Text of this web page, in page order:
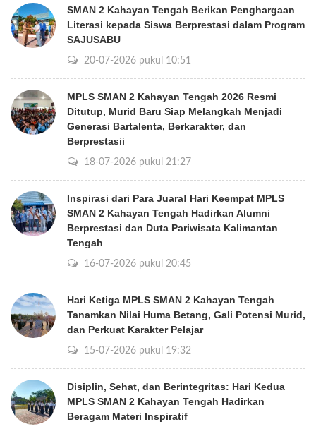
SMAN 2 Kahayan Tengah Berikan Penghargaan
Literasi kepada Siswa Berprestasi dalam Program
SAJUSABU
20-07-2026 pukul 10:51
MPLS SMAN 2 Kahayan Tengah 2026 Resmi
Ditutup, Murid Baru Siap Melangkah Menjadi
Generasi Bartalenta, Berkarakter, dan
Berprestasii
18-07-2026 pukul 21:27
Inspirasi dari Para Juara! Hari Keempat MPLS
SMAN 2 Kahayan Tengah Hadirkan Alumni
Berprestasi dan Duta Pariwisata Kalimantan
Tengah
16-07-2026 pukul 20:45
Hari Ketiga MPLS SMAN 2 Kahayan Tengah
Tanamkan Nilai Huma Betang, Gali Potensi Murid,
dan Perkuat Karakter Pelajar
15-07-2026 pukul 19:32
Disiplin, Sehat, dan Berintegritas: Hari Kedua
MPLS SMAN 2 Kahayan Tengah Hadirkan
Beragam Materi Inspiratif